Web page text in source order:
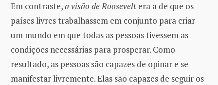
Em contraste,a visão de Roosevelt era a de que os
países livres trabalhassem em conjunto para criar
um mundo em que todas as pessoas tivessem as
condições necessárias para prosperar. Como
resultado, as pessoas são capazes de opinar e se
manifestar livremente. Elas são capazes de seguir os